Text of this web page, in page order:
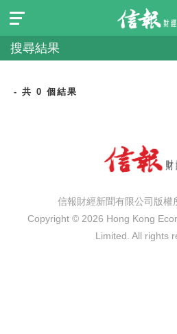
搜尋結果
- 共 0 個結果
信報財經新聞有限公司版權
Copyright © 2026 Hong Kong
Limited. All rights